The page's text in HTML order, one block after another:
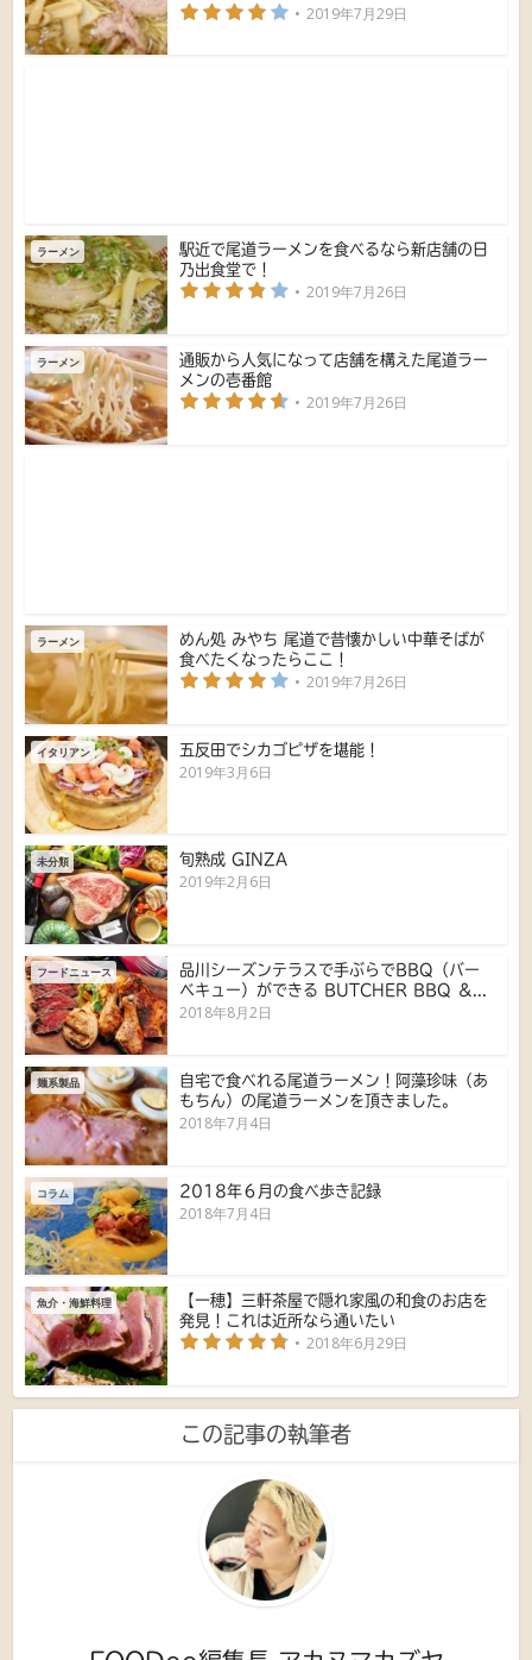
2019年7月29日
ラーメン
駅近で尾道ラーメンを食べるなら新店舗の日
乃出食堂で！
2019年7月26日
ラーメン
通販から人気になって店舗を構えた尾道ラー
メンの壱番館
2019年7月26日
ラーメン
めん処 みやち 尾道で昔懐かしい中華そばが
食べたくなったらここ！
2019年7月26日
イタリアン 五反田でシカゴピザを堪能！
2019年3月6日
未分類 旬熟成 GINZA
2019年2月6日
フードニュース
品川シーズンテラスで手ぶらでBBQ（バー
ベキュー）ができる BUTCHER BBQ ＆...
2018年8月2日
麺系製品
自宅で食べれる尾道ラーメン！阿藻珍味（あ
もちん）の尾道ラーメンを頂きました。
2018年7月4日
コラム 2018年６月の食べ歩き記録
2018年7月4日
魚介・海鮮料理
【一穂】三軒茶屋で隠れ家風の和食のお店を
発見！これは近所なら通いたい
2018年6月29日
この記事の執筆者